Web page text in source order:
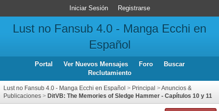
Iniciar Sesión Registrarse
Lust no Fansub 4.0 - Manga Ecchi en
Español
Portal Ver Nuevos Mensajes Foro
Buscar
Reclutamiento
Lust no Fansub 4.0 - Manga Ecchi en Español > Principal >Anuncios &
Publicaciones > DitVB: The Memories of Sledge Hammer - Capítulos 10 y 11